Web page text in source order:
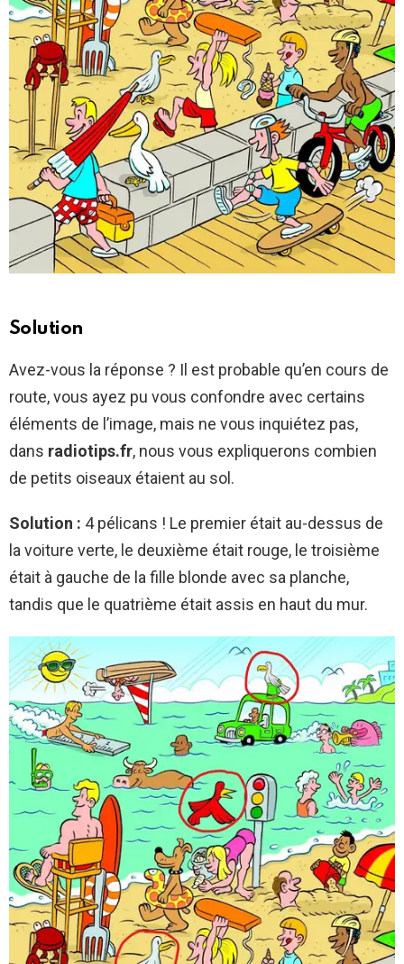
Solution
Avez-vous la réponse ? Il est probable qu’en cours de
route, vous ayez pu vous confondre avec certains
éléments de l’image, mais ne vous inquiétez pas,
dans radiotips.fr, nous vous expliquerons combien
de petits oiseaux étaient au sol.
Solution : 4 pélicans ! Le premier était au-dessus de
la voiture verte, le deuxième était rouge, le troisième
était à gauche de la fille blonde avec sa planche,
tandis que le quatrième était assis en haut du mur.